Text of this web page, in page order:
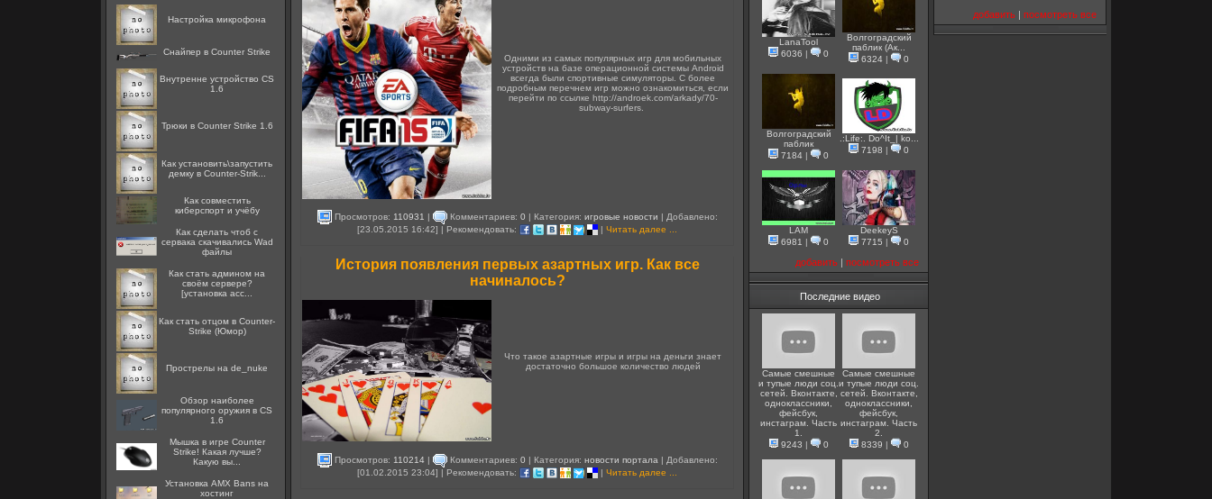
Настройка микрофона
Снайпер в Counter Strike
Внутренне устройство CS
1.6
Трюки в Counter Strike 1.6
Как установить\запустить
демку в Counter-Strik...
Как совместить
киберспорт и учёбу
Как сделать чтоб с
сервака скачивались Wad
файлы
Как стать админом на
своём сервере?
[установка acc...
Как стать отцом в Counter-
Strike (Юмор)
Прострелы на de_nuke
Обзор наиболее
популярного оружия в CS
1.6
Мышка в игре Counter
Strike! Какая лучше?
Какую вы...
Установка AMX Bans на
хостинг
Одними из самых популярных игр для мобильных
устройств на базе операционной системы Android
всегда были спортивные симуляторы. С более
подробным перечнем игр можно ознакомиться, если
перейти по ссылке http://androek.com/arkady/70-
subway-surfers.
Просмотров: 110931 | Комментариев: 0 | Категория: игровые новости | Добавлено:
[23.05.2015 16:42] | Рекомендовать:
| Читать далее ...
История появления первых азартных игр. Как все
начиналось?
Что такое азартные игры и игры на деньги знает
достаточно большое количество людей
Просмотров: 110214| Комментариев: 0 | Категория: новости портала | Добавлено:
[01.02.2015 23:04] | Рекомендовать:
| Читать далее ...
LanaTool
6036 | 0
Волгоградский
паблик (Ак...
6324 | 0
Волгоградский
паблик
7184 | 0
.:Life:. Do^It_| ko...
7198 | 0
LAM
6981 | 0
DeekeyS
7715 | 0
добавить | посмотреть все
Последние видео
Самые смешные
и тупые люди соц.
сетей. Вконтакте,
одноклассники,
фейсбук,
инстаграм. Часть
1.
9243 | 0
Самые смешные
и тупые люди соц.
сетей. Вконтакте,
одноклассники,
фейсбук,
инстаграм. Часть
2.
8339 | 0
добавить | посмотреть все